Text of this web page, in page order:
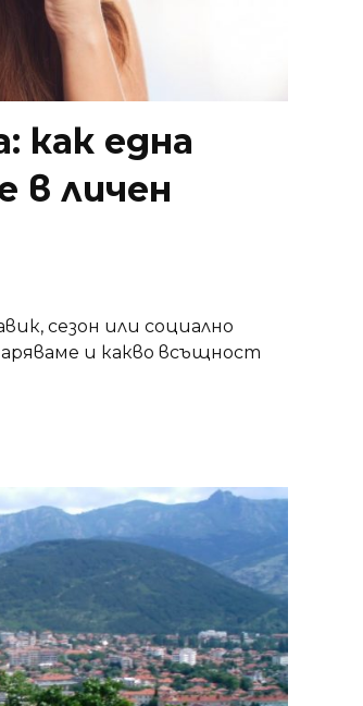
как една
в личен
сезон или социално
и какво всъщност